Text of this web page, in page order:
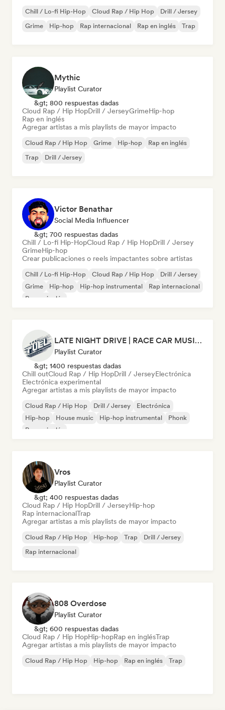
Chill / Lo-fi Hip-Hop Cloud Rap / Hip Hop
Drill / Jersey
Grime
Hip-hop Rap internacional Rap en inglés Trap
Mythic
Playlist Curator
&gt; 800 respuestas dadas
Cloud Rap / Hip HopDrill / JerseyGrimeHip-hop
Rap en inglés
Agregar artistas a mis playlists de mayor impacto
Cloud Rap / Hip Hop Grime Hip-hop
Rap en inglés
Trap
Drill / Jersey
Victor Benathar
Social Media Influencer
&gt; 700 respuestas dadas
Chill / Lo-fi Hip-HopCloud Rap / Hip HopDrill / Jersey
GrimeHip-hop
Crear publicaciones o reels impactantes sobre artistas
Chill / Lo-fi Hip-Hop Cloud Rap / Hip Hop
Drill / Jersey
Grime
Hip-hop Hip-hop instrumental
Rap internacional
Rap en inglés
LATE NIGHT DRIVE | RACE CAR MUSIC (by THEFUEL)
Playlist Curator
&gt; 1400 respuestas dadas
Chill outCloud Rap / Hip HopDrill / JerseyElectrónica
Electrónica experimental
Agregar artistas a mis playlists de mayor impacto
Cloud Rap / Hip Hop Drill / Jersey
Electrónica
Hip-hop
House music Hip-hop instrumental
Phonk
Rap en inglés
Vros
Playlist Curator
&gt; 400 respuestas dadas
Cloud Rap / Hip HopDrill / JerseyHip-hop
Rap internacionalTrap
Agregar artistas a mis playlists de mayor impacto
Cloud Rap / Hip Hop Hip-hop Trap
Drill / Jersey
Rap internacional
808 Overdose
Playlist Curator
&gt; 600 respuestas dadas
Cloud Rap / Hip HopHip-hopRap en inglésTrap
Agregar artistas a mis playlists de mayor impacto
Cloud Rap / Hip Hop Hip-hop Rap en inglés Trap